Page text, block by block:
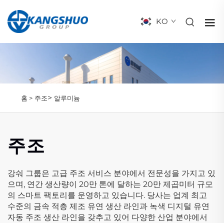
KO
홈 > 주조> 알루미늄
주조
강숴 그룹은 고급 주조 서비스 분야에서 전문성을 가지고 있
으며, 연간 생산량이 20만 톤에 달하는 20만 제곱미터 규모
의 스마트 팩토리를 운영하고 있습니다. 당사는 업계 최고
수준의 금속 적층 제조 유연 생산 라인과 녹색 디지털 유연
자동 주조 생산 라인을 갖추고 있어 다양한 산업 분야에서